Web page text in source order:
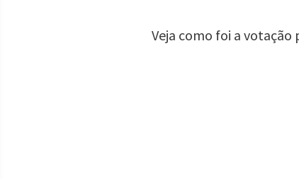
Veja como foi a votação